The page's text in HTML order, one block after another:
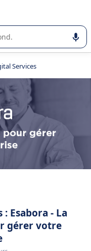
ou la sélection de
Services
Esabora - La
gérer votre